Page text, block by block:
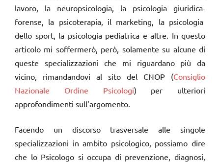
lavoro, la neuropsicologia, la psicologia giuridica-
forense, la psicoterapia, il marketing, la psicologia
dello sport, la psicologia pediatrica e altre. In questo
articolo mi soffermerò, però, solamente su alcune di
queste specializzazioni che mi riguardano più da
vicino, rimandandovi al sito del CNOP (Consiglio
Nazionale Ordine Psicologi) per ulteriori
approfondimenti sull’argomento.
Facendo un discorso trasversale alle singole
specializzazioni in ambito psicologico, possiamo dire
che lo Psicologo si occupa di prevenzione, diagnosi,